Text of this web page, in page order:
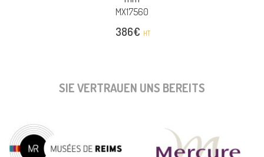
MX17560
386€ HT
SIE VERTRAUEN UNS BEREITS